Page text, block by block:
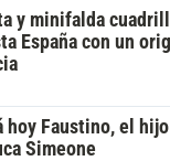
y minifalda
España con un
hoy Faustino, el
Simeone